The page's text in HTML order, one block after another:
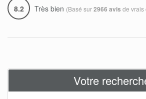
8.2 Très bien (Basé sur2966 avis de vrais
Votre